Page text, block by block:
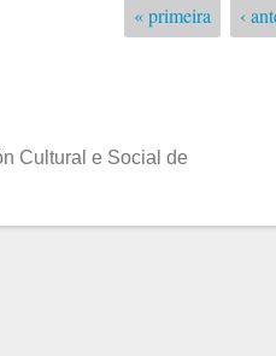
Páxinas
« primeira ‹
Cultural e Social de